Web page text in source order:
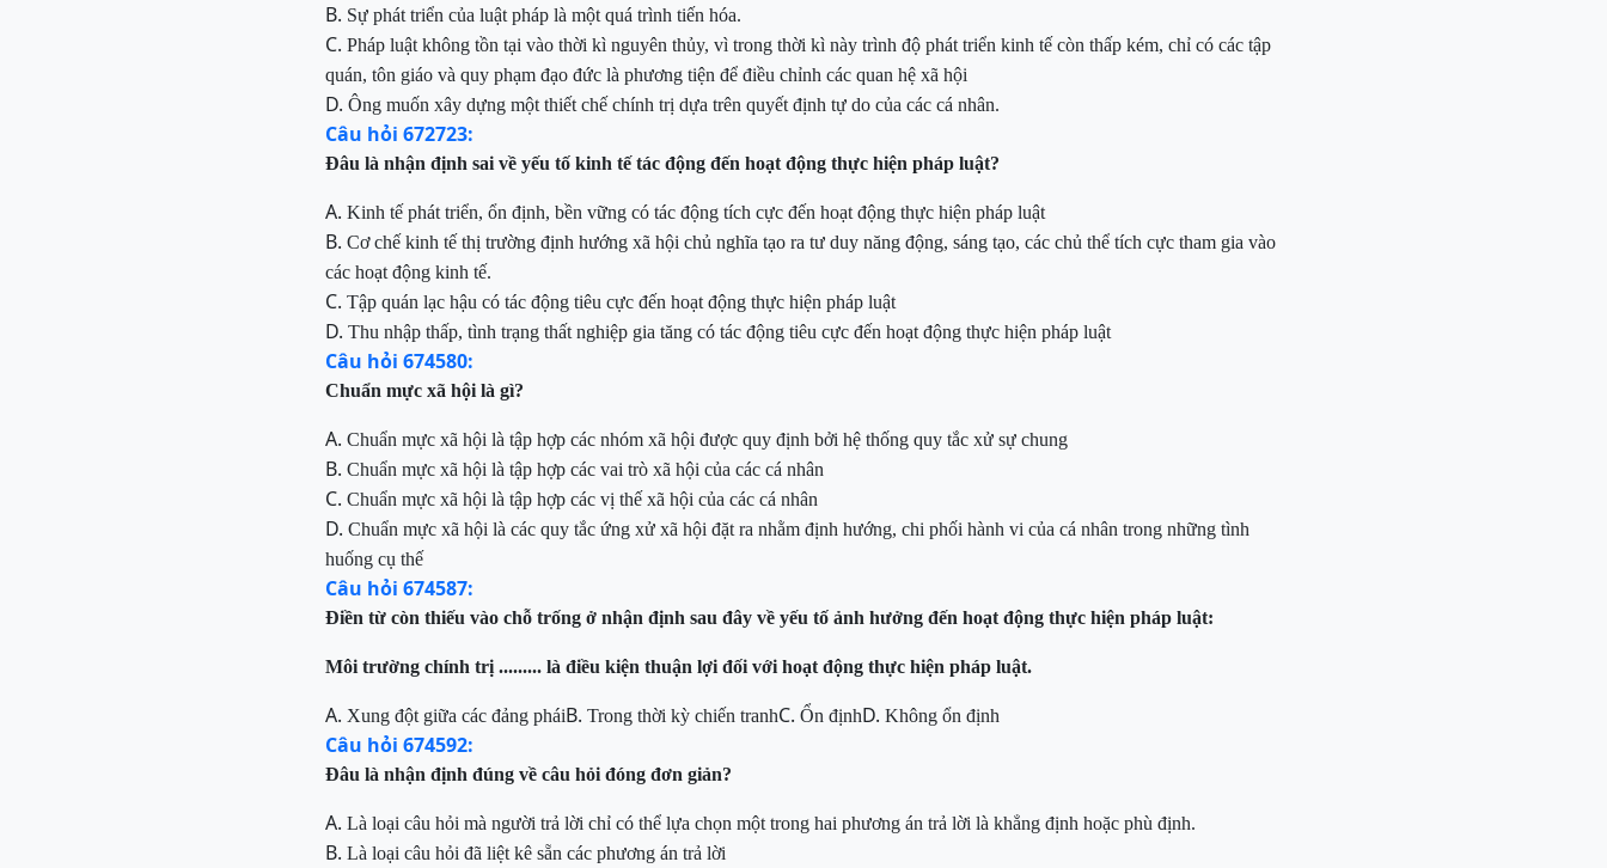
B. Sự phát triển của luật pháp là một quá trình tiến hóa.
C. Pháp luật không tồn tại vào thời kì nguyên thủy, vì trong thời kì này trình độ phát triển kinh tế còn thấp kém, chỉ có các tập
quán, tôn giáo và quy phạm đạo đức là phương tiện để điều chỉnh các quan hệ xã hội
D. Ông muốn xây dựng một thiết chế chính trị dựa trên quyết định tự do của các cá nhân.
Câu hỏi 672723:
Đâu là nhận định sai về yếu tố kinh tế tác động đến hoạt động thực hiện pháp luật?
A. Kinh tế phát triển, ổn định, bền vững có tác động tích cực đến hoạt động thực hiện pháp luật
B. Cơ chế kinh tế thị trường định hướng xã hội chủ nghĩa tạo ra tư duy năng động, sáng tạo, các chủ thể tích cực tham gia vào
các hoạt động kinh tế.
C. Tập quán lạc hậu có tác động tiêu cực đến hoạt động thực hiện pháp luật
D. Thu nhập thấp, tình trạng thất nghiệp gia tăng có tác động tiêu cực đến hoạt động thực hiện pháp luật
Câu hỏi 674580:
Chuẩn mực xã hội là gì?
A. Chuẩn mực xã hội là tập hợp các nhóm xã hội được quy định bởi hệ thống quy tắc xử sự chung
B. Chuẩn mực xã hội là tập hợp các vai trò xã hội của các cá nhân
C. Chuẩn mực xã hội là tập hợp các vị thế xã hội của các cá nhân
D. Chuẩn mực xã hội là các quy tắc ứng xử xã hội đặt ra nhằm định hướng, chi phối hành vi của cá nhân trong những tình
huống cụ thế
Câu hỏi 674587:
Điền từ còn thiếu vào chỗ trống ở nhận định sau đây về yếu tố ảnh hưởng đến hoạt động thực hiện pháp luật:
Môi trường chính trị ......... là điều kiện thuận lợi đối với hoạt động thực hiện pháp luật.
A. Xung đột giữa các đảng pháiB. Trong thời kỳ chiến tranhC. Ổn địnhD. Không ổn định
Câu hỏi 674592:
Đâu là nhận định đúng về câu hỏi đóng đơn giản?
A. Là loại câu hỏi mà người trả lời chỉ có thể lựa chọn một trong hai phương án trả lời là khẳng định hoặc phù định.
B. Là loại câu hỏi đã liệt kê sẵn các phương án trả lời